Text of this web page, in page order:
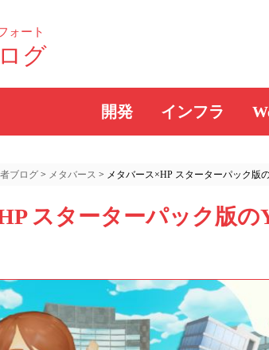
ォート
グ
開発 インフラ
ブログ > メタバース > メタバース×HP スターターパック版
スターターパック版の